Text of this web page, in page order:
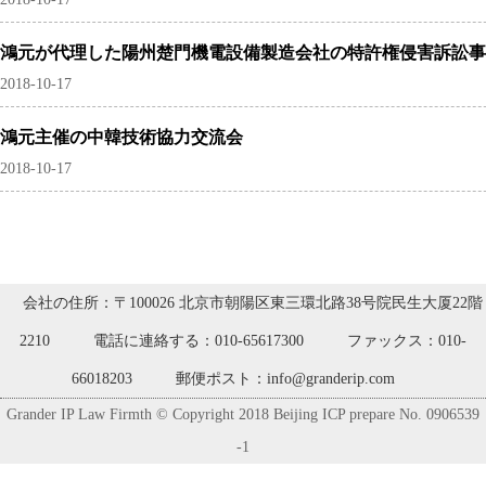
鴻元が代理した陽州楚門機電設備製造会社の特許権侵害訴訟
2018-10-17
鴻元主催の中韓技術協力交流会
2018-10-17
会社の住所：〒100026 北京市朝陽区東三環北路38号院民生大厦22階
2210 電話に連絡する：010-65617300 ファックス：010-
66018203 郵便ポスト：info@granderip.com
Grander IP Law Firmth © Copyright 2018 Beijing ICP prepare No. 0906539
-1